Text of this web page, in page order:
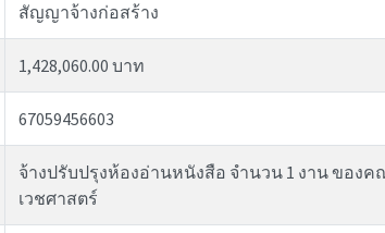
สัญญาจ้างก่อสร้าง
1,428,060.00 บาท
67059456603
จ้างปรับปรุงห้องอ่านหนังสือ จำนวน 1 งาน ของ
เวชศาสตร์